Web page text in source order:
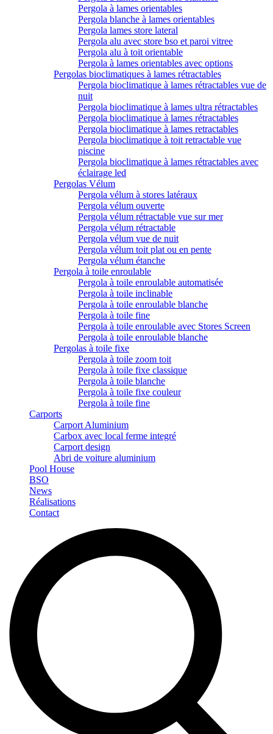
Pergola à lames orientables
Pergola blanche à lames orientables
Pergola lames store lateral
Pergola alu avec store bso et paroi vitree
Pergola alu à toit orientable
Pergola à lames orientables avec options
Pergolas bioclimatiques à lames rétractables
Pergola bioclimatique à lames rétractables vue de
nuit
Pergola bioclimatique à lames ultra rétractables
Pergola bioclimatique à lames rétractables
Pergola bioclimatique à lames retractables
Pergola bioclimatique à toit retractable vue
piscine
Pergola bioclimatique à lames rétractables avec
éclairage led
Pergolas Vélum
Pergola vélum à stores latéraux
Pergola vélum ouverte
Pergola vélum rétractable vue sur mer
Pergola vélum rétractable
Pergola vélum vue de nuit
Pergola vélum toit plat ou en pente
Pergola vélum étanche
Pergola à toile enroulable
Pergola à toile enroulable automatisée
Pergola à toile inclinable
Pergola à toile enroulable blanche
Pergola à toile fine
Pergola à toile enroulable avec Stores Screen
Pergola à toile enroulable blanche
Pergolas à toile fixe
Pergola à toile zoom toit
Pergola à toile fixe classique
Pergola à toile blanche
Pergola à toile fixe couleur
Pergola à toile fine
Carports
Carport Aluminium
Carbox avec local ferme integré
Carport design
Abri de voiture aluminium
Pool House
BSO
News
Réalisations
Contact